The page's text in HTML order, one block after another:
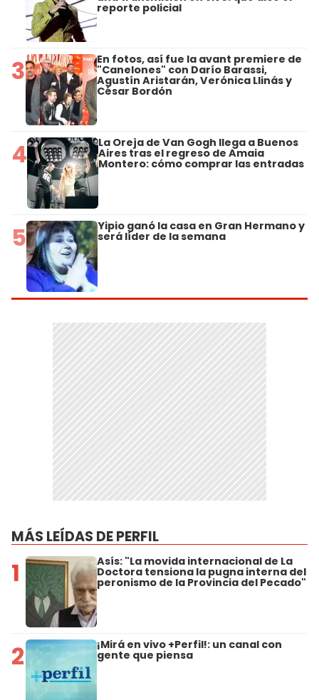
reporte policial
3 En fotos, así fue la avant premiere de
"Canelones" con Darío Barassi,
Agustín Aristarán, Verónica Llinás y
César Bordón
4 La Oreja de Van Gogh llega a Buenos
Aires tras el regreso de Amaia
Montero: cómo comprar las entradas
5 Yipio ganó la casa en Gran Hermano y
será líder de la semana
MÁS LEÍDAS DE PERFIL
1 Asís: "La movida internacional de La
Doctora tensiona la pugna interna del
peronismo de la Provincia del Pecado"
2 ¡Mirá en vivo +Perfil!: un canal con
gente que piensa